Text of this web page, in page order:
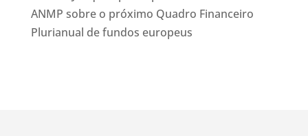
ANMP sobre o próximo Quadro Financeiro
Plurianual de fundos europeus